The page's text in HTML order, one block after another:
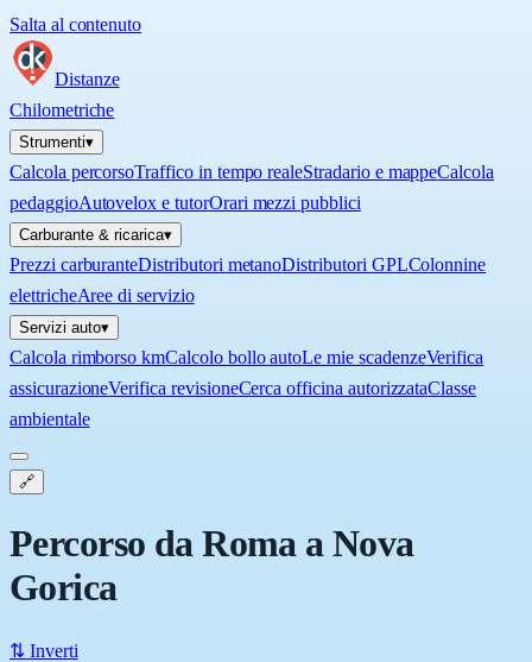
Salta al contenuto
Distanze
Chilometriche
Strumenti▾
Calcola percorsoTraffico in tempo realeStradario e mappeCalcola
pedaggioAutovelox e tutorOrari mezzi pubblici
Carburante & ricarica▾
Prezzi carburanteDistributori metanoDistributori GPLColonnine
elettricheAree di servizio
Servizi auto▾
Calcola rimborso kmCalcolo bollo autoLe mie scadenzeVerifica
assicurazioneVerifica revisioneCerca officina autorizzataClasse
ambientale
🔗
Percorso da Roma a Nova
Gorica
⇅ Inverti